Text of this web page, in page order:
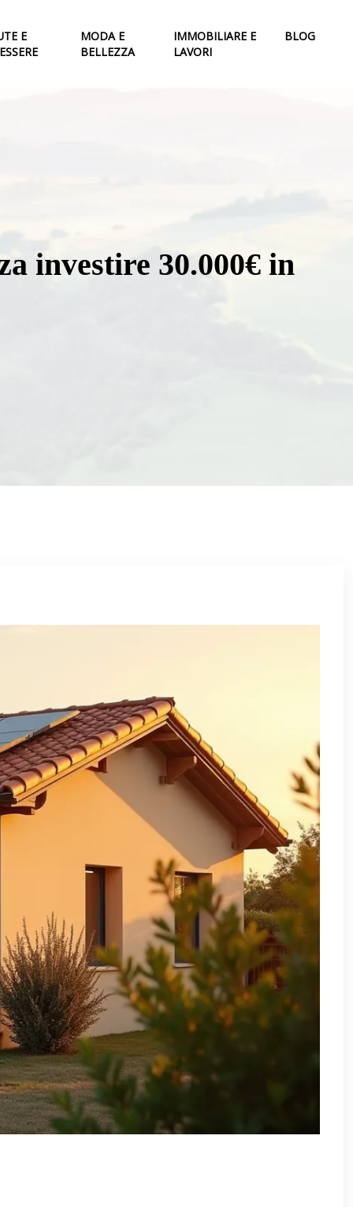
E
MODA E
BELLEZZA
IMMOBILIARE E
LAVORI
BLOG
investire 30.000€ in